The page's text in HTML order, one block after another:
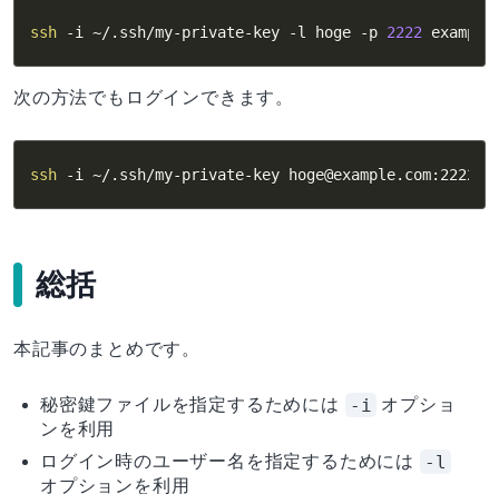
ssh -i ~/.ssh/my-private-key -l hoge -p 2222
次の方法でもログインできます。
ssh -i ~/.ssh/my-private-key hoge@example.com:2222
総括
本記事のまとめです。
秘密鍵ファイルを指定するためには -i
オプショ
ンを利用
ログイン時のユーザー名を指定するためには
-l
オプションを利用